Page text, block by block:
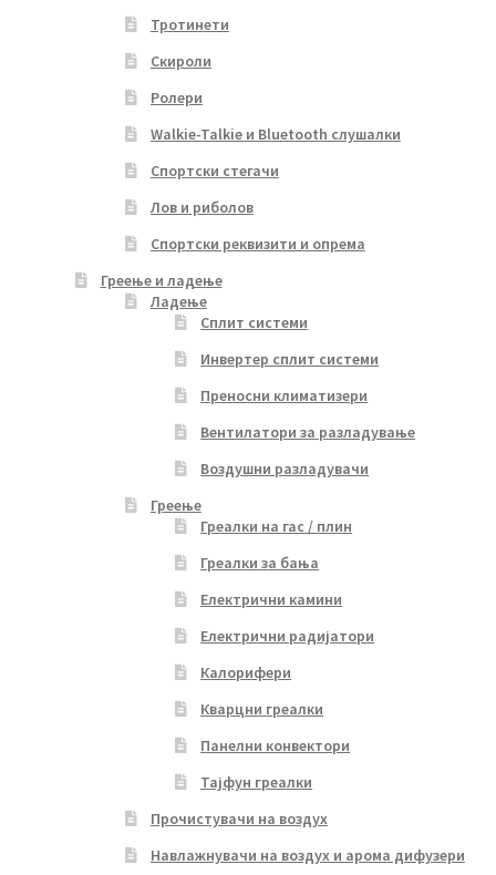
Тротинети
Скироли
Ролери
Walkie-Talkie и Bluetooth слушалки
Спортски стегачи
Лов и риболов
Спортски реквизити и опрема
Греење и ладење
Ладење
Сплит системи
Инвертер сплит системи
Преносни климатизери
Вентилатори за разладување
Воздушни разладувачи
Греење
Греалки на гас / плин
Греалки за бања
Електрични камини
Електрични радијатори
Калорифери
Кварцни греалки
Панелни конвектори
Тајфун греалки
Прочистувачи на воздух
Навлажнувачи на воздух и арома дифузери